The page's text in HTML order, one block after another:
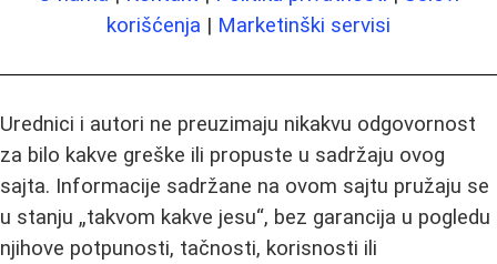
korišćenja | Marketinški servisi
Urednici i autori ne preuzimaju nikakvu odgovornost
za bilo kakve greške ili propuste u sadržaju ovog
sajta. Informacije sadržane na ovom sajtu pružaju se
u stanju „takvom kakve jesu“, bez garancija u pogledu
njihove potpunosti, tačnosti, korisnosti ili